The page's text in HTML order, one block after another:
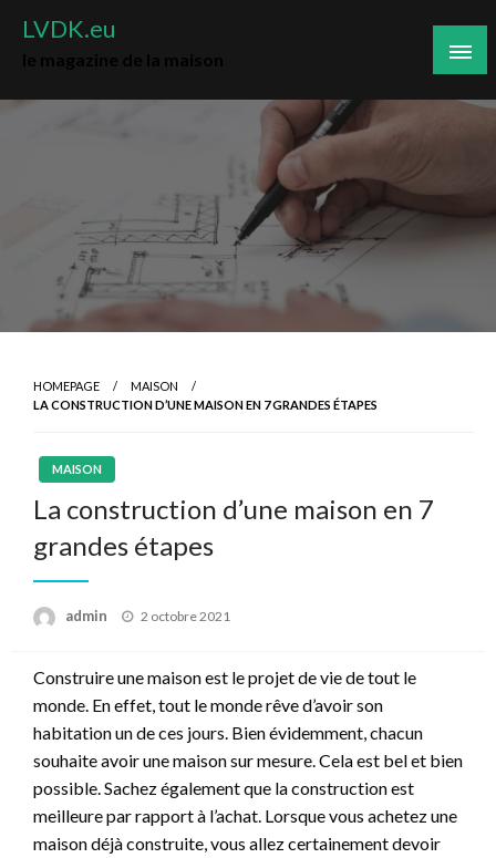
LVDK.eu
HOMEPAGE
MAISON
LA CONSTRUCTION D’UNE MAISON EN 7 GRANDES ÉTAPES
MAISON
La construction d’une maison en 7
grandes étapes
admin
Posted
2 octobre 2021
Construire une maison est le projet de vie de tout le
monde. En effet, tout le monde rêve d’avoir son
habitation un de ces jours. Bien évidemment, chacun
souhaite avoir une maison sur mesure. Cela est bel et bien
possible. Sachez également que la construction est
meilleure par rapport à l’achat. Lorsque vous achetez une
maison déjà construite, vous allez certainement devoir